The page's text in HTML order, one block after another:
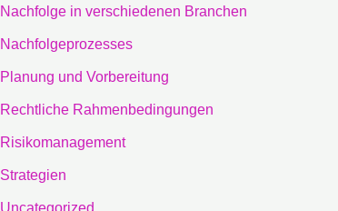
Nachfolge in verschiedenen Branchen
Nachfolgeprozesses
Planung und Vorbereitung
Rechtliche Rahmenbedingungen
Risikomanagement
Strategien